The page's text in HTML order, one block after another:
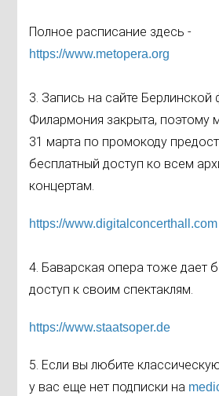
Полное расписание здесь -
https://www.metopera.org
3. Запись на сайте Берлинской
Филармония закрыта, поэтому
31 марта по промокоду
бесплатный доступ ко всем
концертам.
https://www.digitalconcerthall.com
4. Баварская опера тоже дает
доступ к своим спектаклям.
https://www.staatsoper.de
5. Если вы любите
у вас еще нет подписки на